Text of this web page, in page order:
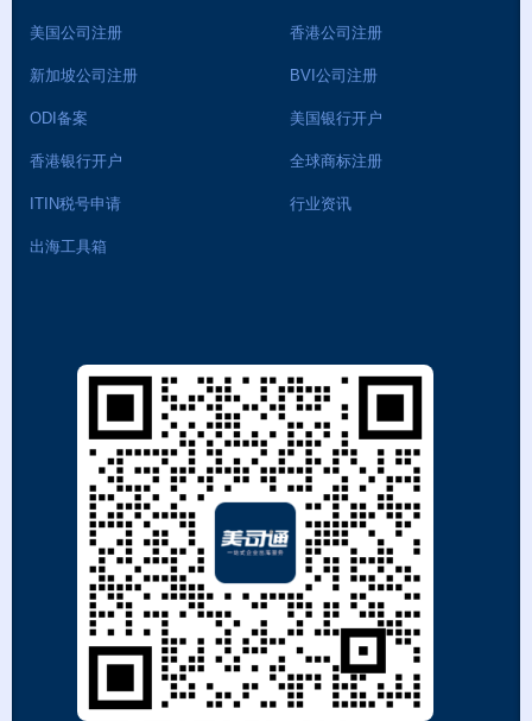
美国公司注册 香港公司注册
新加坡公司注册 BVI公司注册
ODI备案 美国银行开户
香港银行开户 全球商标注册
ITIN税号申请 行业资讯
出海工具箱